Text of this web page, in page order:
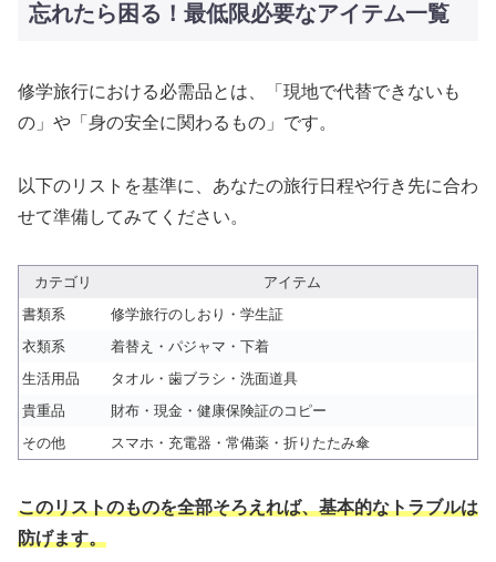
忘れたら困る！最低限必要なアイテム一覧
修学旅行における必需品とは、「現地で代替できないも
の」や「身の安全に関わるもの」です。
以下のリストを基準に、あなたの旅行日程や行き先に合わ
せて準備してみてください。
カテゴリ
アイテム
書類系
修学旅行のしおり・学生証
衣類系
着替え・パジャマ・下着
生活用品
タオル・歯ブラシ・洗面道具
貴重品
財布・現金・健康保険証のコピー
その他
スマホ・充電器・常備薬・折りたたみ傘
このリストのものを全部そろえれば、基本的なトラブルは
防げます。